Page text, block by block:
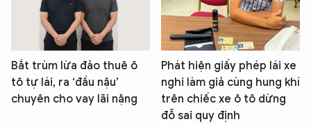
Bắt trùm lừa đảo thuê ô
tô tự lái, ra ‘đầu nậu’
chuyên cho vay lãi nặng
Phát hiện giấy phép lái xe
nghi làm giả cùng hung khí
trên chiếc xe ô tô dừng
đỗ sai quy định